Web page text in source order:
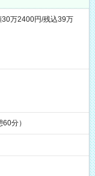
万2400円/残込39万
分）